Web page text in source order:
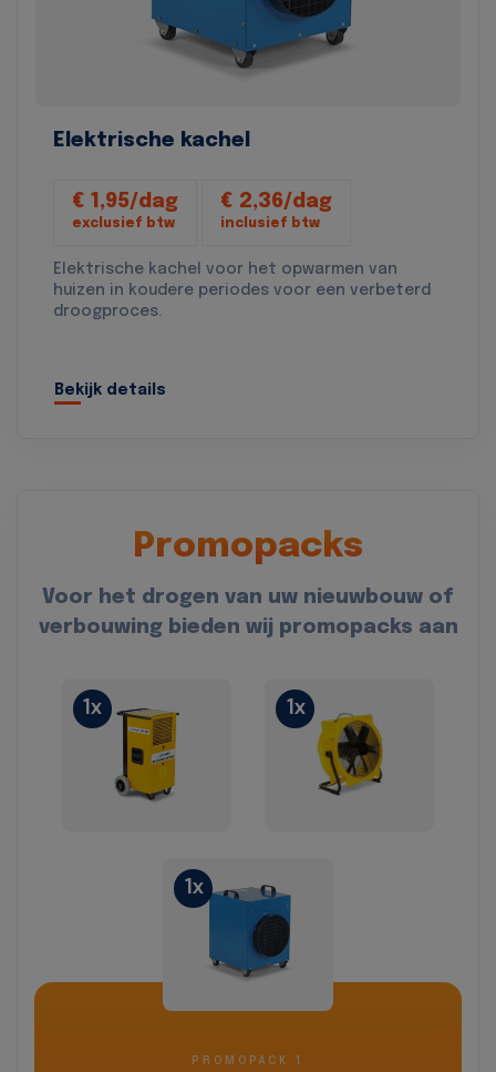
Elektrische kachel
€ 1,95/dag
exclusief btw
€ 2,36/dag
inclusief btw
Elektrische kachel voor het opwarmen van
huizen in koudere periodes voor een verbeterd
droogproces.
Bekijk details
Promopacks
Voor het drogen van uw nieuwbouw of
verbouwing bieden wij promopacks aan
1x 1x
1x
PROMOPACK 1